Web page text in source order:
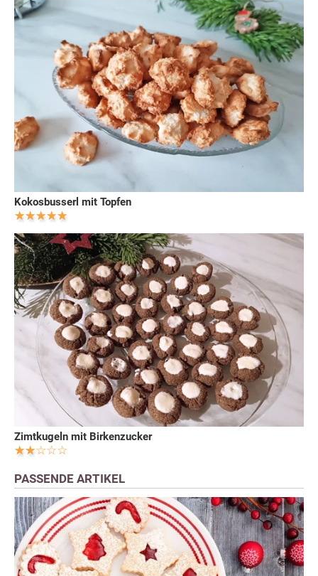
Kokosbusserl mit Topfen
Zimtkugeln mit Birkenzucker
PASSENDE ARTIKEL